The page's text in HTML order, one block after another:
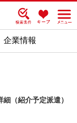
企業情報
（紹介予定派遣）